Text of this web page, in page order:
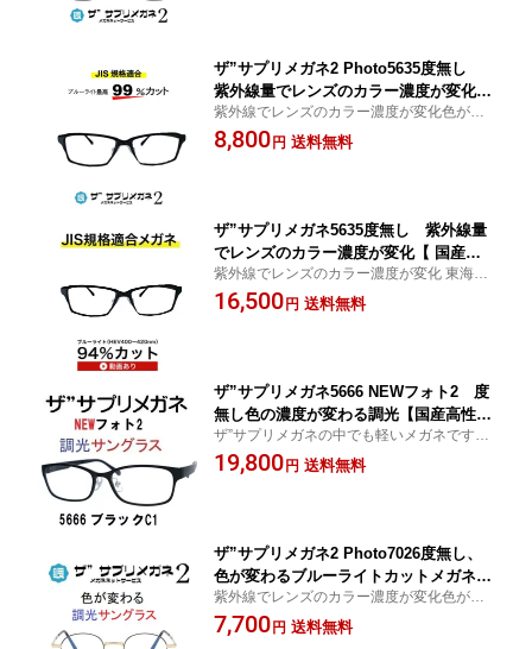
ザ”サプリメガネ2 Photo5635度無し
紫外線量でレンズのカラー濃度が変化
【中国製・OEMレンズ】【JIS規格適合
メガネ】アイケアTR90 ブルーライトカ
紫外線でレンズのカラー濃度が変化色が変
わるサングラス ブルーライト最高99％カッ
ト レンズ、紫外線を99%カットする超軽量
8,800円 送料無料
ザ”サプリメガネ5635度無し 紫外線量
でレンズのカラー濃度が変化【 国産高
性能、東海光学ルティーナレンズ】【JI
S規格適合メガネ】アイケアブルーライ
紫外線でレンズのカラー濃度が変化 東海光
学ルティーナレンズをTBS テレビ マツコの
知らない世界 が紹介UVカット ザ”サプリメ
16,500円 送料無料
ザ”サプリメガネ5666 NEWフォト2 度
無し色の濃度が変わる調光【国産高性
能、東海光学ルティーナレンズ】【JIS
規格適合メガネ】アイケアメガネおしゃ
ザ”サプリメガネの中でも軽いメガネです 眼
に優しい紫外線でレンズのカラー濃度が変
化 東海光学ルティーナレンズ 仕様TBSテレ
19,800円 送料無料
ザ”サプリメガネ2 Photo7026度無し、
色が変わるブルーライトカットメガネ
レンズのカラー濃度が変化【中国製・O
EMレンズ】【JIS規格適合メガネ】アイ
紫外線でレンズのカラー濃度が変化色が変
わるサングラス ブルーライト最高99％カッ
ト レンズ、紫外線を99%カットする超軽量
7,700円 送料無料